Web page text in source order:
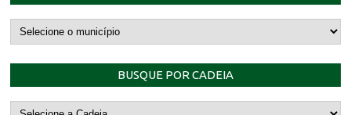
BUSQUE POR CADEIA